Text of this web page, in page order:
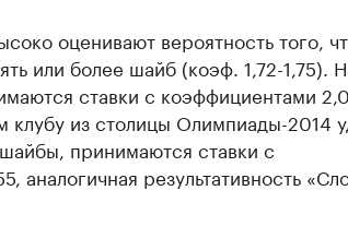
оценивают вероятность того,
или более шайб (коэф. 1,72-1,75).
ставки с коэффициентами
клубу из столицы Олимпиады-2014
принимаются ставки с
аналогичная результативность